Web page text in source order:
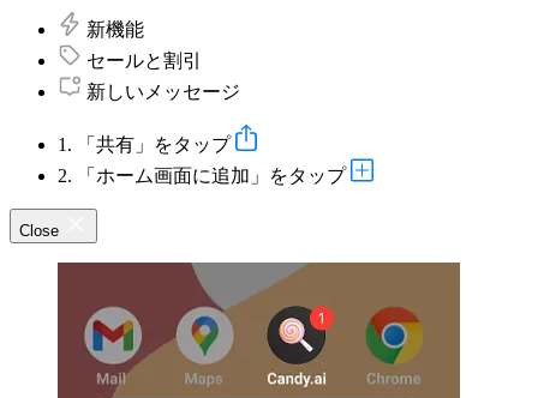
新機能
セールと割引
新しいメッセージ
1. 「共有」をタップ
2. 「ホーム画面に追加」をタップ
Close